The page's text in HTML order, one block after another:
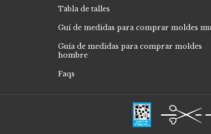
Tabla de talles
Guí de medidas para comprar moldes
Guía de medidas para comprar moldes
hombre
Faqs